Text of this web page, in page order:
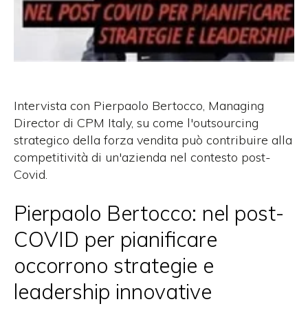
Intervista con Pierpaolo Bertocco, Managing
Director di CPM Italy, su come l'outsourcing
strategico della forza vendita può contribuire alla
competitività di un'azienda nel contesto post-
Covid.
Pierpaolo Bertocco: nel post-
COVID per pianificare
occorrono strategie e
leadership innovative